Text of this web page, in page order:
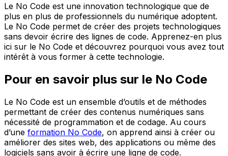
Le No Code est une innovation technologique que de
plus en plus de professionnels du numérique adoptent.
Le No Code permet de créer des projets technologiques
sans devoir écrire des lignes de code. Apprenez-en plus
ici sur le No Code et découvrez pourquoi vous avez tout
intérêt à vous former à cette technologie.
Pour en savoir plus sur le No Code
Le No Code est un ensemble d’outils et de méthodes
permettant de créer des contenus numériques sans
nécessité de programmation et de codage. Au cours
d’une formation No Code, on apprend ainsi à créer ou
améliorer des sites web, des applications ou même des
logiciels sans avoir à écrire une ligne de code.